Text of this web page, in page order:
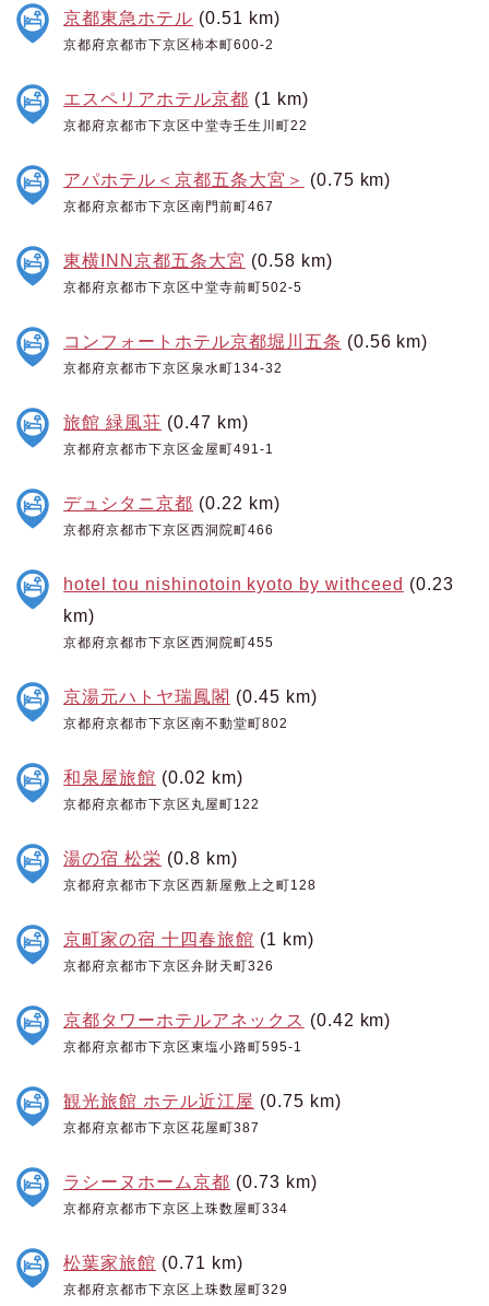
京都東急ホテル (0.51 km)
京都府京都市下京区柿本町600-2
エスペリアホテル京都 (1 km)
京都府京都市下京区中堂寺壬生川町22
アパホテル＜京都五条大宮＞ (0.75 km)
京都府京都市下京区南門前町467
東横INN京都五条大宮 (0.58 km)
京都府京都市下京区中堂寺前町502-5
コンフォートホテル京都堀川五条 (0.56 km)
京都府京都市下京区泉水町134-32
旅館 緑風荘 (0.47 km)
京都府京都市下京区金屋町491-1
デュシタニ京都 (0.22 km)
京都府京都市下京区西洞院町466
hotel tou nishinotoin kyoto by withceed (0.23
km)
京都府京都市下京区西洞院町455
京湯元ハトヤ瑞鳳閣 (0.45 km)
京都府京都市下京区南不動堂町802
和泉屋旅館 (0.02 km)
京都府京都市下京区丸屋町122
湯の宿 松栄 (0.8 km)
京都府京都市下京区西新屋敷上之町128
京町家の宿 十四春旅館 (1 km)
京都府京都市下京区弁財天町326
京都タワーホテルアネックス (0.42 km)
京都府京都市下京区東塩小路町595-1
観光旅館 ホテル近江屋 (0.75 km)
京都府京都市下京区花屋町387
ラシーヌホーム京都 (0.73 km)
京都府京都市下京区上珠数屋町334
松葉家旅館 (0.71 km)
京都府京都市下京区上珠数屋町329